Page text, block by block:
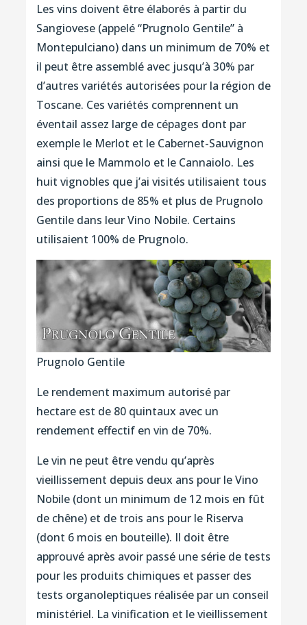
Les vins doivent être élaborés à partir du
Sangiovese (appelé “Prugnolo Gentile” à
Montepulciano) dans un minimum de 70% et
il peut être assemblé avec jusqu’à 30% par
d’autres variétés autorisées pour la région de
Toscane. Ces variétés comprennent un
éventail assez large de cépages dont par
exemple le Merlot et le Cabernet-Sauvignon
ainsi que le Mammolo et le Cannaiolo. Les
huit vignobles que j’ai visités utilisaient tous
des proportions de 85% et plus de Prugnolo
Gentile dans leur Vino Nobile. Certains
utilisaient 100% de Prugnolo.
Prugnolo Gentile
Le rendement maximum autorisé par
hectare est de 80 quintaux avec un
rendement effectif en vin de 70%.
Le vin ne peut être vendu qu’après
vieillissement depuis deux ans pour le Vino
Nobile (dont un minimum de 12 mois en fût
de chêne) et de trois ans pour le Riserva
(dont 6 mois en bouteille). Il doit être
approuvé après avoir passé une série de tests
pour les produits chimiques et passer des
tests organoleptiques réalisée par un conseil
ministériel. La vinification et le vieillissement